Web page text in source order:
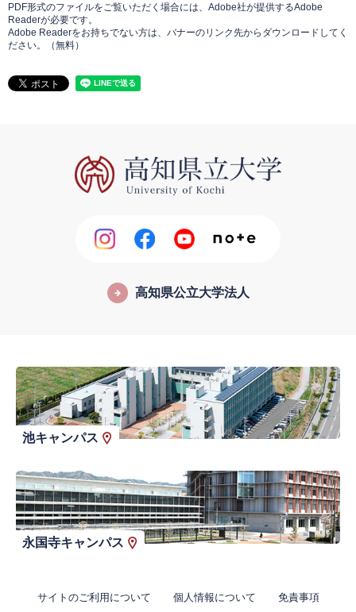
PDF形式のファイルをご覧いただく場合には、Adobe社が提供するAdobe
Readerが必要です。
Adobe Readerをお持ちでない方は、バナーのリンク先からダウンロードしてく
ださい。（無料）
高知県公立大学法人
池キャンパス
永国寺キャンパス
サイトのご利用について 個人情報について 免責事項